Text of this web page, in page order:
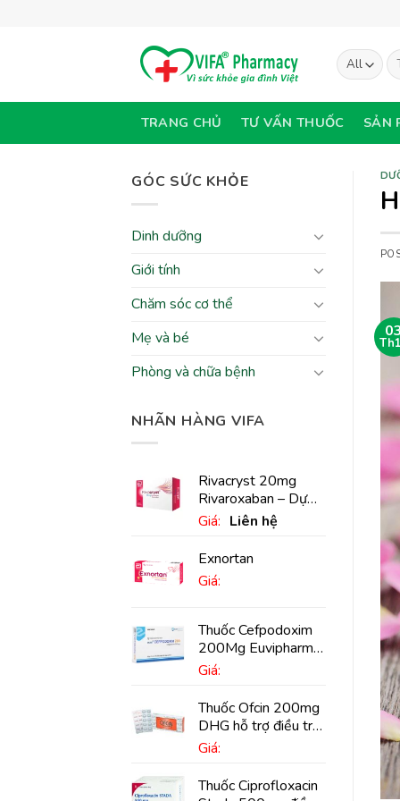
TRANG CHỦ TƯ VẤN THUỐC SẢN
GÓC SỨC KHỎE
Dinh dưỡng
Giới tính
Chăm sóc cơ thể
Mẹ và bé
Phòng và chữa bệnh
NHÃN HÀNG VIFA
Rivacryst 20mg
Rivaroxaban – Dự
phòng đột quỵ,
huyết khối tĩnh mạch
Giá: Liên hệ
Exnortan
Giá:
Thuốc Cefpodoxim
200Mg Euvipharm
điều trị nhiễm khuẩn
Giá:
Thuốc Ofcin 200mg
DHG hỗ trợ điều trị
viêm phế quản nặng
Giá:
Thuốc Ciprofloxacin